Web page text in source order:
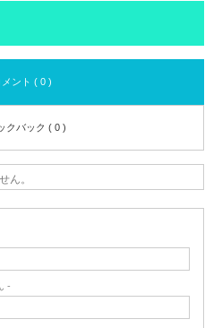
メント ( 0 )
クバック ( 0 )
ん。
-